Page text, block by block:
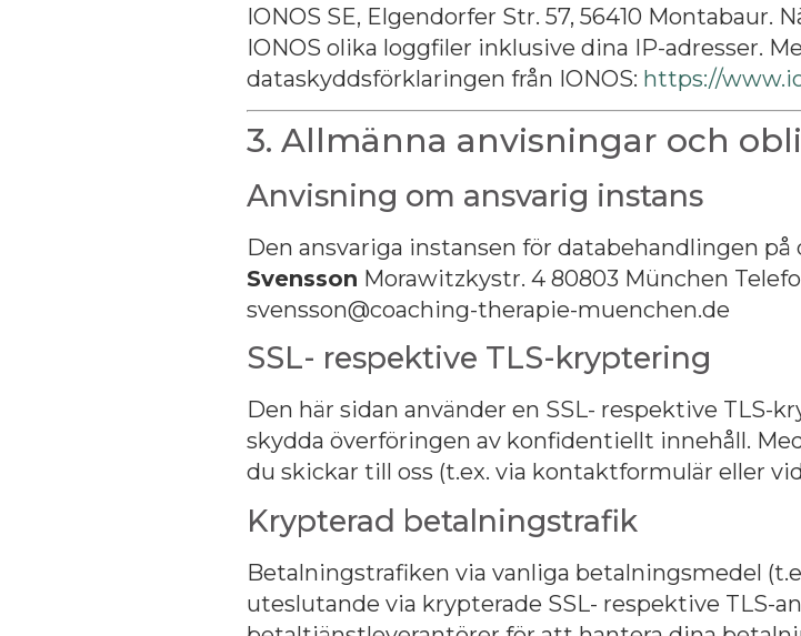
IONOS SE, Elgendorfer Str. 57, 56410 Montabaur.
IONOS olika loggfiler inklusive dina IP-adresser.
dataskyddsförklaringen från IONOS: https://
3. Allmänna anvisningar och
Anvisning om ansvarig instans
Den ansvariga instansen för databehandlingen på
Svensson Morawitzkystr. 4 80803 München
svensson@coaching-therapie-muenchen.de
SSL- respektive TLS-kryptering
Den här sidan använder en SSL- respektive TLS-
skydda överföringen av konfidentiellt innehåll.
du skickar till oss (t.ex. via kontaktformulär eller
Krypterad betalningstrafik
Betalningstrafiken via vanliga betalningsmedel
uteslutande via krypterade SSL- respektive TLS-